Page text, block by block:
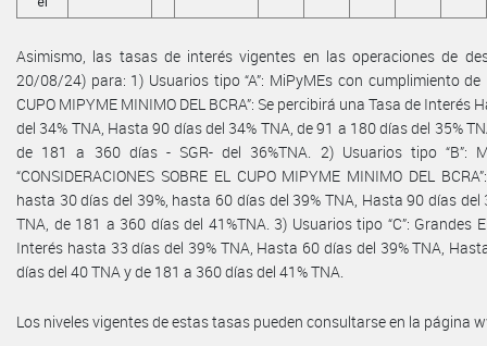
Asimismo, las tasas de interés vigentes en las operaciones de
20/08/24) para: 1) Usuarios tipo “A”: MiPyMEs con cumplimiento de
CUPO MIPYME MINIMO DEL BCRA”: Se percibirá una Tasa de
del 34% TNA, Hasta 90 días del 34% TNA, de 91 a 180 días del 35%
de 181 a 360 días - SGR- del 36%TNA. 2) Usuarios tipo “B”:
“CONSIDERACIONES SOBRE EL CUPO MIPYME MINIMO DEL
hasta 30 días del 39%, hasta 60 días del 39% TNA, Hasta 90 días del
TNA, de 181 a 360 días del 41%TNA. 3) Usuarios tipo “C”: Grandes
Interés hasta 33 días del 39% TNA, Hasta 60 días del 39% TNA,
días del 40 TNA y de 181 a 360 días del 41% TNA.
Los niveles vigentes de estas tasas pueden consultarse en la página